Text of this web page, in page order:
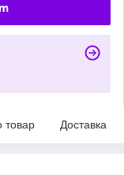
товар Доставка